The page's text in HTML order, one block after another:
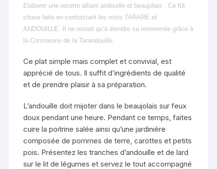
Elaborer une recette alliant andouille et beaujolais . Ce fût
chose faite en contractant les mots TARARE et
ANDOUILLE. Il ne restait qu’à étendre sa renommée grâce à
la Consoeurie de la Tarandouille.
Ce plat simple mais complet et convivial, est
apprécié de tous. Il suffit d’ingrédients de qualité
et de prendre plaisir à sa préparation.
L’andouille doit mijoter dans le beaujolais sur feux
doux pendant une heure. Pendant ce temps, faites
cuire la poitrine salée ainsi qu’une jardinière
composée de pommes de terre, carottes et petits
pois. Présentez les tranches d’andouille et de lard
sur le lit de légumes et servez le tout accompagné